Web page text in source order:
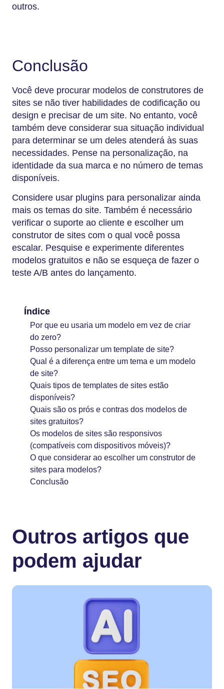
outros.
Conclusão
Você deve procurar modelos de construtores de
sites se não tiver habilidades de codificação ou
design e precisar de um site. No entanto, você
também deve considerar sua situação individual
para determinar se um deles atenderá às suas
necessidades. Pense na personalização, na
identidade da sua marca e no número de temas
disponíveis.
Considere usar plugins para personalizar ainda
mais os temas do site. Também é necessário
verificar o suporte ao cliente e escolher um
construtor de sites com o qual você possa
escalar. Pesquise e experimente diferentes
modelos gratuitos e não se esqueça de fazer o
teste A/B antes do lançamento.
Índice
Por que eu usaria um modelo em vez de criar
do zero?
Posso personalizar um template de site?
Qual é a diferença entre um tema e um modelo
de site?
Quais tipos de templates de sites estão
disponíveis?
Quais são os prós e contras dos modelos de
sites gratuitos?
Os modelos de sites são responsivos
(compatíveis com dispositivos móveis)?
O que considerar ao escolher um construtor de
sites para modelos?
Conclusão
Outros artigos que
podem ajudar